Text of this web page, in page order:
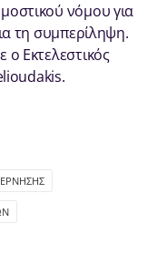
νόμου για
τη συμπερίληψη.
Εκτελεστικός